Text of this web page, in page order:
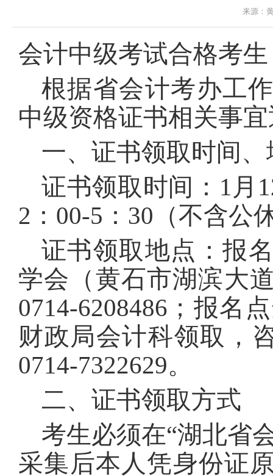
来源：
会计中级考试合格考
根据省会计考办工
中级资格证书相关事
一、证书领取时间、
证书领取时间：1月
2：00-5：30（不含公
证书领取地点：报
学会（黄石市湖滨大
0714-6208486；报名
财政局会计科领取，
0714-7322629。
二、证书领取方式
考生必须在“湖北省
采集后本人凭身份证